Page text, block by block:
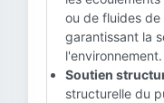
ou de fluides
garantissant la
l'environnement.
Soutien
structurelle du